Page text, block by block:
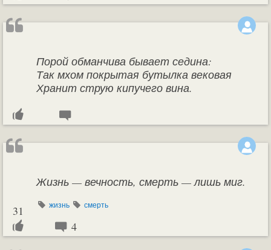
Порой обманчива бывает седина:
Так мхом покрытая бутылка вековая
Хранит струю кипучего вина.
Жизнь — вечность, смерть — лишь миг.
жизнь смерть
31
4